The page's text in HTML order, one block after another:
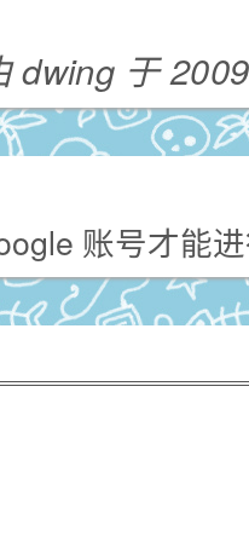
dwing 于
账号才能